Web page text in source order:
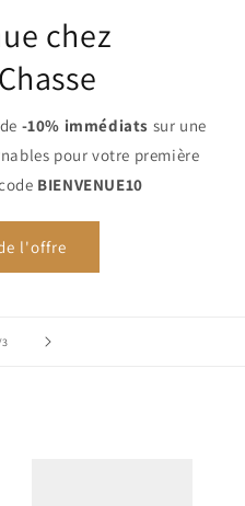
chez
-10% immédiats sur une
pour votre première
BIENVENUE10
l'offre
de
3